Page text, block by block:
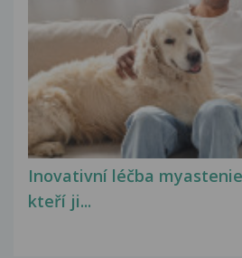
Inovativní léčba
kteří ji...